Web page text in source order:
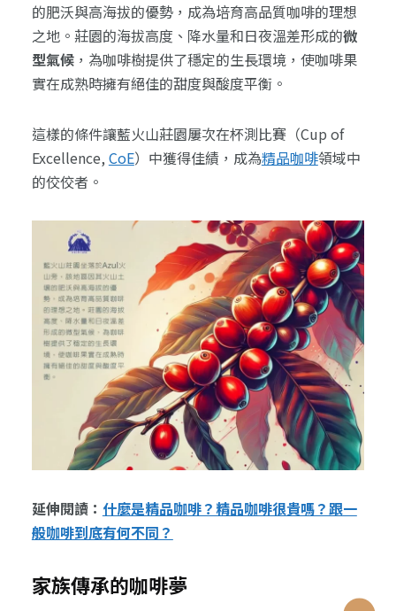
的肥沃與高海拔的優勢，成為培育高品質咖啡的理想
之地。莊園的海拔高度、降水量和日夜溫差形成的微
型氣候，為咖啡樹提供了穩定的生長環境，使咖啡果
實在成熟時擁有絕佳的甜度與酸度平衡。
這樣的條件讓藍火山莊園屢次在杯測比賽（Cup of
Excellence, CoE）中獲得佳績，成為精品咖啡領域中
的佼佼者。
延伸閱讀： 什麼是精品咖啡？精品咖啡很貴嗎？跟一
般咖啡到底有何不同？
家族傳承的咖啡夢